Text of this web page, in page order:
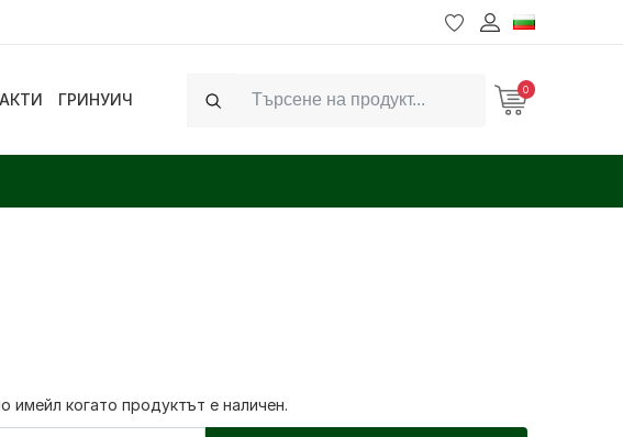
ГРИНУИЧ
Search
0
имейл когато продуктът е наличен.